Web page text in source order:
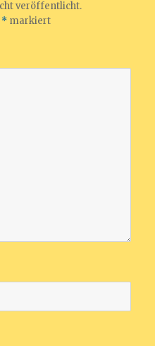
veröffentlicht.
* markiert